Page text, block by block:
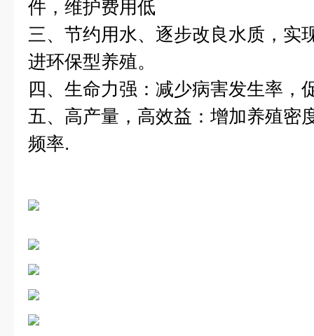
件，维护费用低
三、节约用水、逐步改良水质，实
进环保型养殖。
四、生命力强：减少病害发生率，
五、高产量，高效益：增加养殖密
频率.